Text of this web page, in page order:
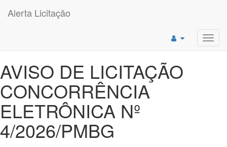
Alerta Licitação
AVISO DE LICITAÇÃO
CONCORRÊNCIA
ELETRÔNICA Nº
4/2026/PMBG